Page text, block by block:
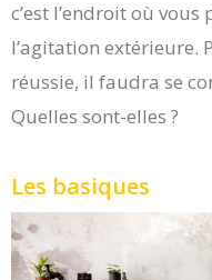
c’est l’endroit où
l’agitation extérieure.
réussie, il faudra se
Quelles sont-elles ?
Les basiques